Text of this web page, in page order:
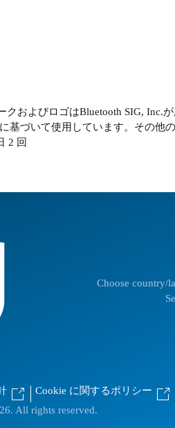
よびロゴはBluetooth SIG, Inc.が
基づいて使用しています。その他
2 回
Choose country/
Cookie に関するポリシー
All rights reserved.